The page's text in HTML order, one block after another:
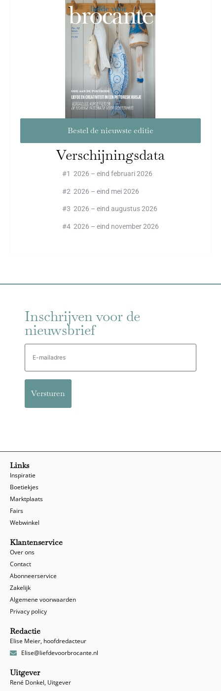
Bestel de nieuwste editie
Verschijningsdata
#1 2026 – eind februari 2026
#2 2026 – eind mei 2026
#3 2026 – eind augustus 2026
#4 2026 – eind november 2026
Inschrijven voor de
nieuwsbrief
E-
mailadres
Links
Inspiratie
Boetiekjes
Marktplaats
Fairs
Webwinkel
Klantenservice
Over ons
Contact
Abonneerservice
Zakelijk
Algemene voorwaarden
Privacy policy
Redactie
Elise Meier, hoofdredacteur
Elise@liefdevoorbrocante.nl
Uitgever
René Donkel, Uitgever